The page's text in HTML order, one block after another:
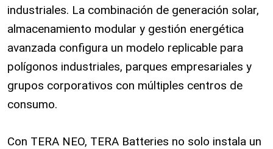
industriales. La combinación de generación solar,
almacenamiento modular y gestión energética
avanzada configura un modelo replicable para
polígonos industriales, parques empresariales y
grupos corporativos con múltiples centros de
consumo.
Con TERA NEO, TERA Batteries no solo instala un